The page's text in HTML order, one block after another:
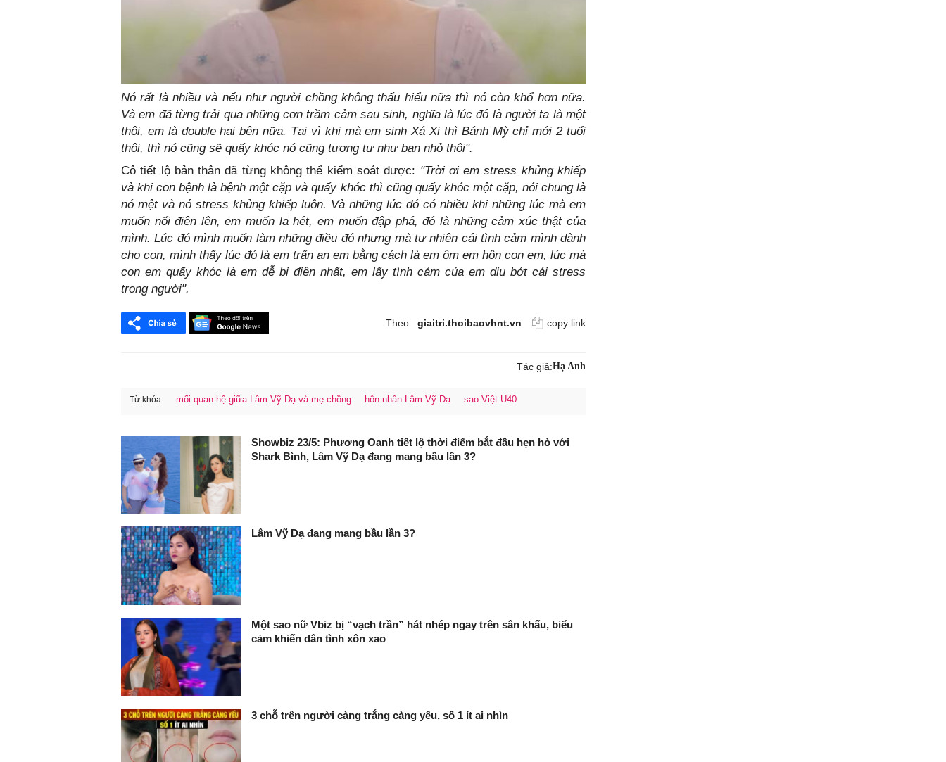
Nó rất là nhiều và nếu như người chồng không thấu hiểu nữa thì nó còn khổ hơn nữa.
Và em đã từng trải qua những cơn trầm cảm sau sinh, nghĩa là lúc đó là người ta là một
thôi, em là double hai bên nữa. Tại vì khi mà em sinh Xá Xị thì Bánh Mỳ chỉ mới 2 tuổi
thôi, thì nó cũng sẽ quấy khóc nó cũng tương tự như bạn nhỏ thôi".
Cô tiết lộ bản thân đã từng không thể kiểm soát được: "Trời ơi em stress khủng khiếp
và khi con bệnh là bệnh một cặp và quấy khóc thì cũng quấy khóc một cặp, nói chung là
nó mệt và nó stress khủng khiếp luôn. Và những lúc đó có nhiều khi những lúc mà em
muốn nổi điên lên, em muốn la hét, em muốn đập phá, đó là những cảm xúc thật của
mình. Lúc đó mình muốn làm những điều đó nhưng mà tự nhiên cái tình cảm mình dành
cho con, mình thấy lúc đó là em trấn an em bằng cách là em ôm em hôn con em, lúc mà
con em quấy khóc là em dễ bị điên nhất, em lấy tình cảm của em dịu bớt cái stress
trong người".
Theo: giaitri.thoibaovhnt.vn copy link
Tác giả:Hạ Anh
Từ khóa: mối quan hệ giữa Lâm Vỹ Dạ và mẹ chồng hôn nhân Lâm Vỹ Dạ sao Việt U40
Showbiz 23/5: Phương Oanh tiết lộ thời điểm bắt đầu hẹn hò với
Shark Bình, Lâm Vỹ Dạ đang mang bầu lần 3?
Lâm Vỹ Dạ đang mang bầu lần 3?
Một sao nữ Vbiz bị “vạch trần” hát nhép ngay trên sân khấu, biểu
cảm khiến dân tình xôn xao
3 chỗ trên người càng trắng càng yếu, số 1 ít ai nhìn